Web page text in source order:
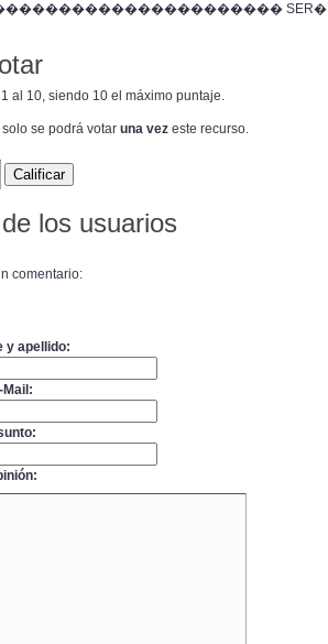
SER�
al 10, siendo 10 el máximo puntaje.
se podrá votar una vez este recurso.
los usuarios
comentario:
y apellido:
Mail: